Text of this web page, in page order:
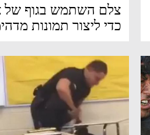
צלם השתמש בגוף של
כדי ליצור תמונות